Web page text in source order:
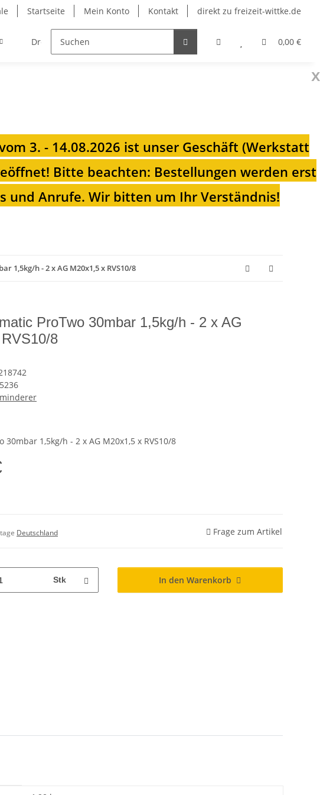
Startseite Mein Konto Kontakt direkt zu freizeit-wittke.de
0,00 €
Drehkonsolen Heizungen für Ihren
x
3. - 14.08.2026 ist unser Geschäft (Werkstatt
Bitte beachten: Bestellungen werden erst
und Anrufe. Wir bitten um Ihr Verständnis!
1,5kg/h - 2 x AG M20x1,5 x RVS10/8
ProTwo 30mbar 1,5kg/h - 2 x AG
8
30mbar 1,5kg/h - 2 x AG M20x1,5 x RVS10/8
Deutschland Frage zum Artikel
Stk In den Warenkorb